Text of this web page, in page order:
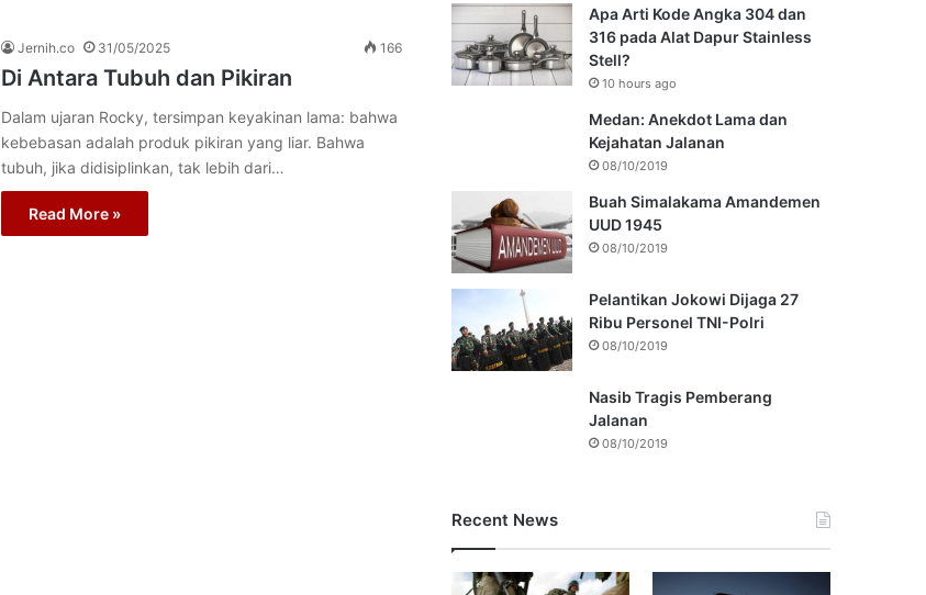
Jernih.co 31/05/2025 166
Di Antara Tubuh dan Pikiran
Dalam ujaran Rocky, tersimpan keyakinan lama: bahwa
kebebasan adalah produk pikiran yang liar. Bahwa
tubuh, jika didisiplinkan, tak lebih dari…
Read More »
Apa Arti Kode Angka 304 dan
316 pada Alat Dapur Stainless
Stell?
10 hours ago
Medan: Anekdot Lama dan
Kejahatan Jalanan
08/10/2019
Buah Simalakama Amandemen
UUD 1945
08/10/2019
Pelantikan Jokowi Dijaga 27
Ribu Personel TNI-Polri
08/10/2019
Nasib Tragis Pemberang
Jalanan
08/10/2019
Recent News